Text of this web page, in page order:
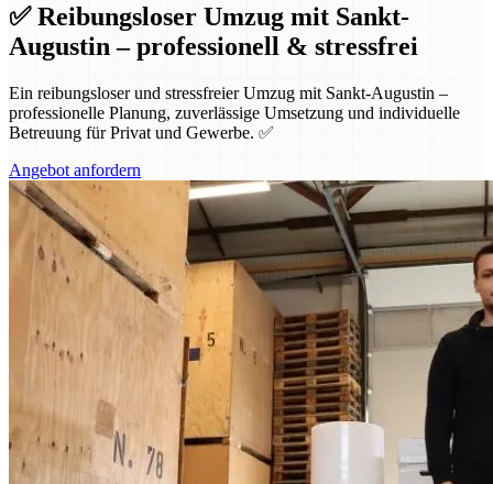
✅ Reibungsloser Umzug mit Sankt-
Augustin – professionell & stressfrei
Ein reibungsloser und stressfreier Umzug mit Sankt-Augustin –
professionelle Planung, zuverlässige Umsetzung und individuelle
Betreuung für Privat und Gewerbe. ✅
Angebot anfordern